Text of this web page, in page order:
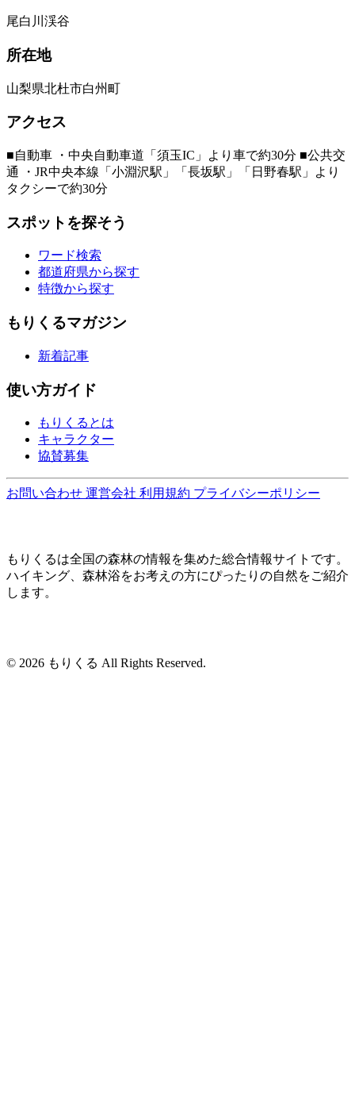
尾白川渓谷
所在地
山梨県北杜市白州町
アクセス
■自動車 ・中央自動車道「須玉IC」より車で約30分 ■公共交
通 ・JR中央本線「小淵沢駅」「長坂駅」「日野春駅」より
タクシーで約30分
スポットを探そう
ワード検索
都道府県から探す
特徴から探す
もりくるマガジン
新着記事
使い方ガイド
もりくるとは
キャラクター
協賛募集
お問い合わせ 運営会社 利用規約 プライバシーポリシー
もりくるは全国の森林の情報を集めた総合情報サイトです。
ハイキング、森林浴をお考えの方にぴったりの自然をご紹介
します。
© 2026 もりくる All Rights Reserved.